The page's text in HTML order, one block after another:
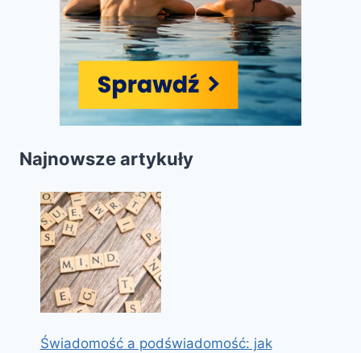
Najnowsze artykuły
Świadomość a podświadomość: jak